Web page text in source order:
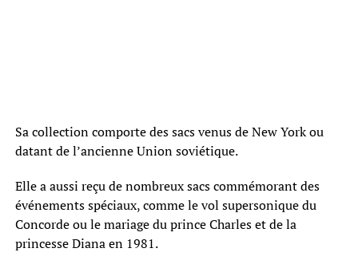
Sa collection comporte des sacs venus de New York ou
datant de l’ancienne Union soviétique.
Elle a aussi reçu de nombreux sacs commémorant des
événements spéciaux, comme le vol supersonique du
Concorde ou le mariage du prince Charles et de la
princesse Diana en 1981.